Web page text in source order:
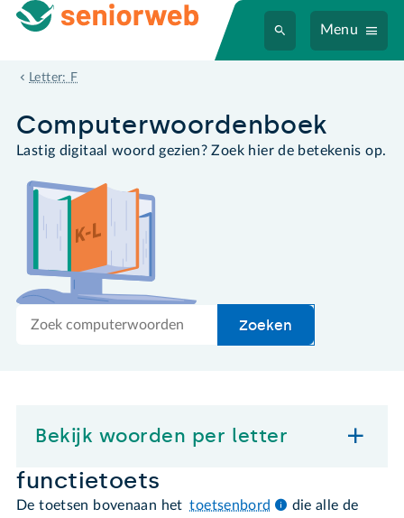
Menu
Letter: F
functietoets
Computer­woordenboek
Lastig digitaal woord gezien? Zoek hier de betekenis op.
Zoek
Zoeken
Bekijk woorden per letter
functietoets
De toetsen bovenaan het toetsenbord
die alle de